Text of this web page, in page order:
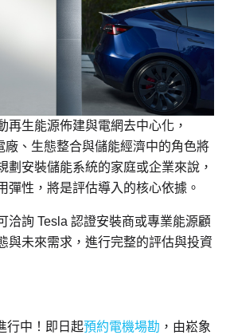
再生能源佈建與電網去中心化，
廠、生態整合與儲能經濟中的角色將
劃安裝儲能系統的家庭或企業來說，
彈性，將是評估導入的核心依據。
洽詢 Tesla 認證安裝商或專業能源顧
與未來需求，進行完整的評估與投資
行中！即日起預約電機場勘 ，由崧象